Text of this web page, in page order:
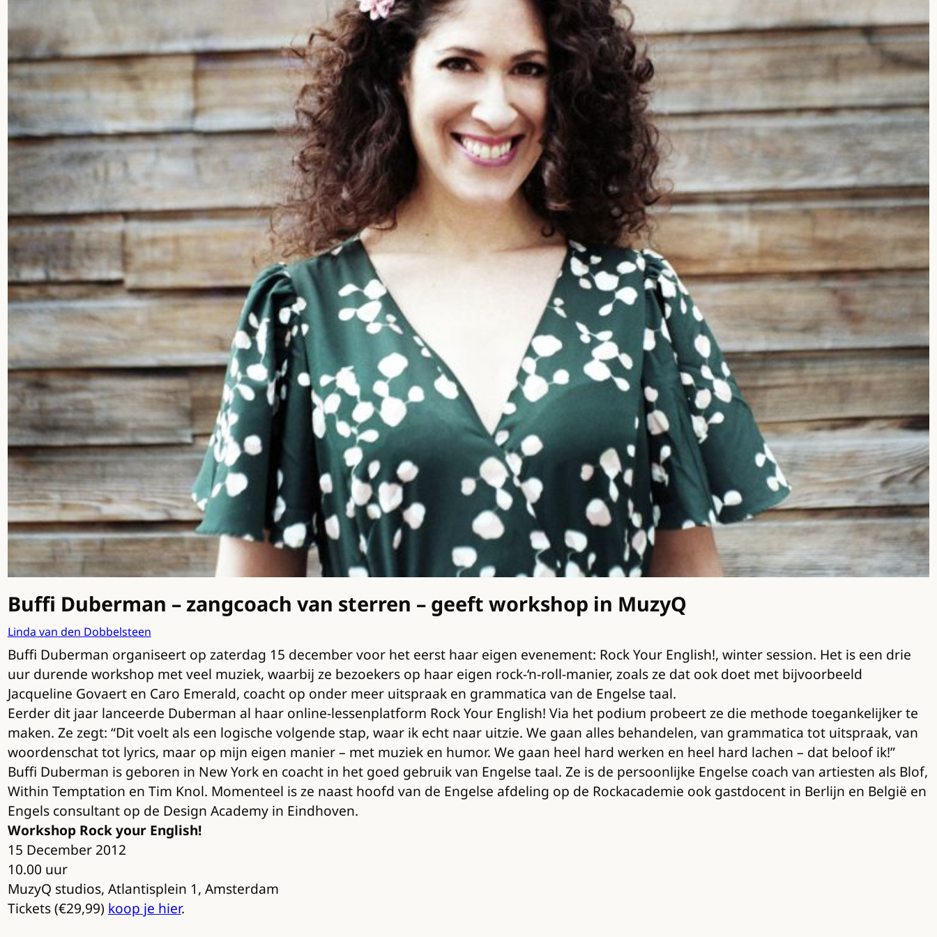
Buffi Duberman – zangcoach van sterren – geeft workshop in MuzyQ
Linda van den Dobbelsteen
Buffi Duberman organiseert op zaterdag 15 december voor het eerst haar eigen evenement: Rock Your English!, winter session. Het is een drie
uur durende workshop met veel muziek, waarbij ze bezoekers op haar eigen rock-‘n-roll-manier, zoals ze dat ook doet met bijvoorbeeld
Jacqueline Govaert en Caro Emerald, coacht op onder meer uitspraak en grammatica van de Engelse taal.
Eerder dit jaar lanceerde Duberman al haar online-lessenplatform Rock Your English! Via het podium probeert ze die methode toegankelijker te
maken. Ze zegt: “Dit voelt als een logische volgende stap, waar ik echt naar uitzie. We gaan alles behandelen, van grammatica tot uitspraak, van
woordenschat tot lyrics, maar op mijn eigen manier – met muziek en humor. We gaan heel hard werken en heel hard lachen – dat beloof ik!”
Buffi Duberman is geboren in New York en coacht in het goed gebruik van Engelse taal. Ze is de persoonlijke Engelse coach van artiesten als Blof,
Within Temptation en Tim Knol. Momenteel is ze naast hoofd van de Engelse afdeling op de Rockacademie ook gastdocent in Berlijn en België en
Engels consultant op de Design Academy in Eindhoven.
Workshop Rock your English!
15 December 2012
10.00 uur
MuzyQ studios, Atlantisplein 1, Amsterdam
Tickets (€29,99) koop je hier.